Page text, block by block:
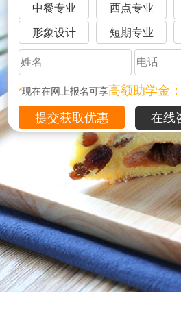
中餐专业 西点专业
形象设计 短期专业
*现在在网上报名可享高额助学金
在线